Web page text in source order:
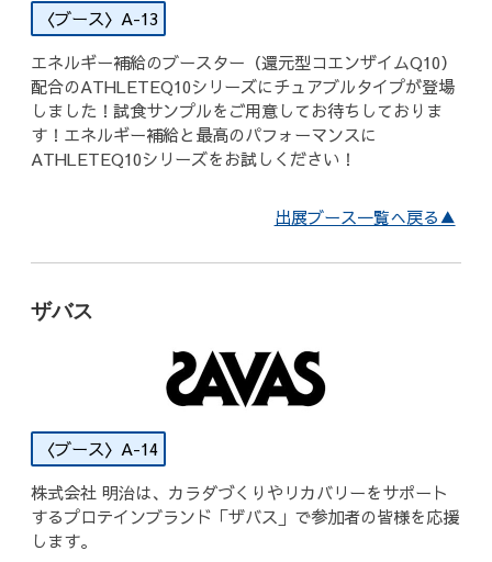
A-13
エネルギー補給のブースター（還元型コエンザイムQ10）
配合のATHLETEQ10シリーズにチュアブルタイプが登場
しました！試食サンプルをご用意してお待ちしておりま
す！エネルギー補給と最高のパフォーマンスに
ATHLETEQ10シリーズをお試しください！
出展ブース一覧へ戻る▲
ザバス
A-14
株式会社 明治は、カラダづくりやリカバリーをサポート
するプロテインブランド「ザバス」で参加者の皆様を応援
します。